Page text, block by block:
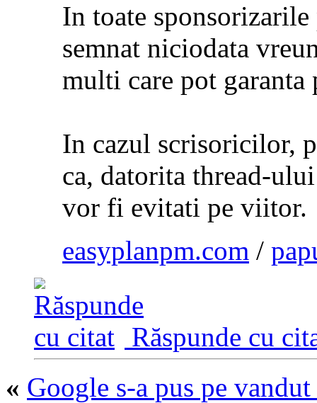
In toate
semnat niciodata
multi care pot garanta
In cazul scrisoricilor,
ca, datorita thread-
vor fi evitati pe viitor.
easyplanpm.com /
Răspunde cu
« Google s-a pus pe